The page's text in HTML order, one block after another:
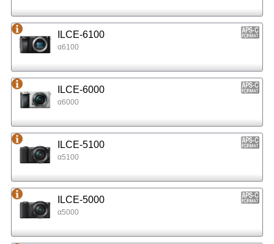
ILCE-6100
α6100
ILCE-6000
α6000
ILCE-5100
α5100
ILCE-5000
α5000